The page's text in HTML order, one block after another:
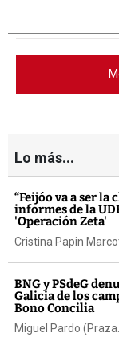
Lo más...
“Feijóo va a ser la
informes de la
'Operación Zeta'
Cristina Papin
BNG y PSdeG
Galicia de los
Bono Concilia
Miguel Pardo